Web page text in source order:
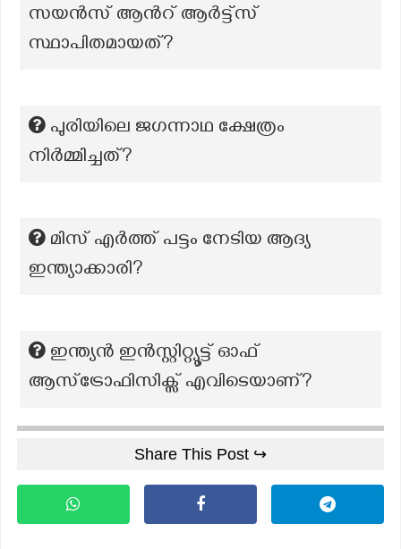
സയൻസ് ആന്‍റ് ആർട്ട്സ്
സ്ഥാപിതമായത്?
പുരിയിലെ ജഗന്നാഥ ക്ഷേത്രം
നിർമ്മിച്ചത്?
മിസ് എർത്ത് പട്ടം നേടിയ ആദ്യ
ഇന്ത്യാക്കാരി?
ഇന്ത്യൻ ഇൻസ്റ്റിറ്റ്യൂട്ട് ഓഫ്
ആസ്ട്രോഫിസിക്സ് എവിടെയാണ്?
Share This Post ↪